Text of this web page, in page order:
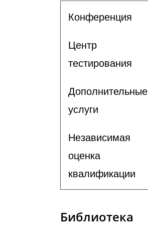
Конференция
Центр
тестирования
Дополнительные
услуги
Независимая
оценка
квалификации
Библиотека